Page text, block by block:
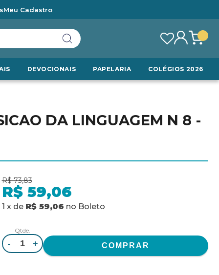
Meu Cadastro
DEVOCIONAIS PAPELARIA COLÉGIOS 2026
DA LINGUAGEM N 8 -
R$ 73,83
R$ 59,06
1 x de R$ 59,06 no Boleto
Qtde.
- +